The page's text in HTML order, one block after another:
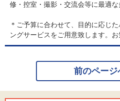
修・控室・撮影・交流会等に最適な
＊ご予算に合わせて、目的に応じ
ングサービスをご用意致します。お
前のページ